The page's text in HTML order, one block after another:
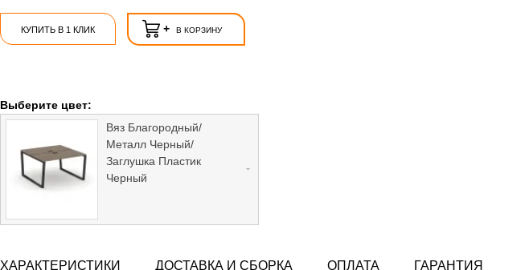
КУПИТЬ В 1 КЛИК + В КОРЗИНУ
Выберите цвет:
Вяз Благородный/
Металл Черный/
Заглушка Пластик
Черный
ХАРАКТЕРИСТИКИ ДОСТАВКА И СБОРКА ОПЛАТА ГАРАНТИЯ